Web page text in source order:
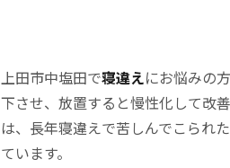
上田市中塩田で寝違えにお悩みの
下させ、放置すると慢性化して改
は、長年寝違えで苦しんでこられ
ています。